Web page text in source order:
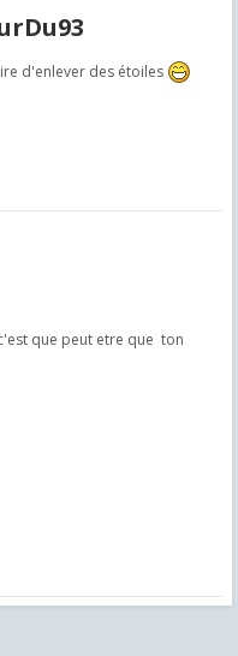
d'enlever des étoiles
que peut etre que ton